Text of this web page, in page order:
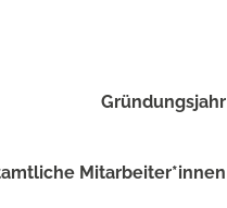
Gründungsjahr
Mitarbeiter*innen